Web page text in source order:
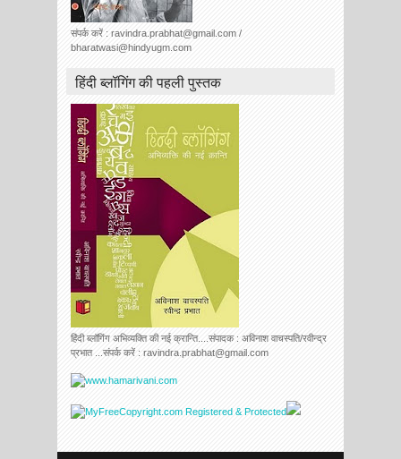
संपर्क करें : ravindra.prabhat@gmail.com /
bharatwasi@hindyugm.com
हिंदी ब्लॉगिंग की पहली पुस्तक
हिंदी ब्लॉगिंग अभिव्यक्ति की नई क्रान्ति....संपादक : अविनाश वाचस्पति/रवीन्द्र
प्रभात ...संपर्क करें : ravindra.prabhat@gmail.com